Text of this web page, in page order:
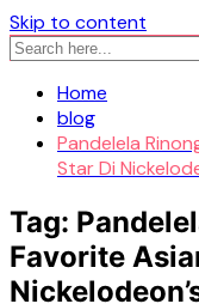
Skip to content
Home
blog
Pandelela
Star Di
Tag:
Favorite